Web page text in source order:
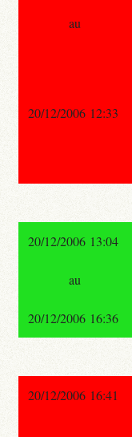
au
20/12/2006 12:33
20/12/2006 13:04
au
20/12/2006 16:36
20/12/2006 16:41